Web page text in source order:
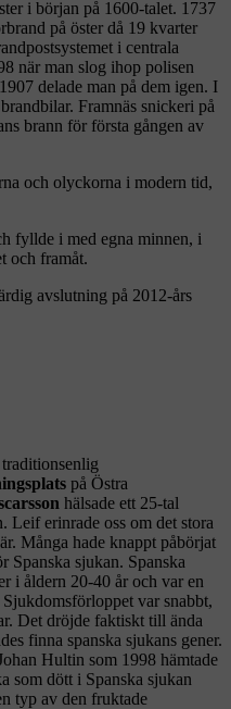
i början på 1600-talet. 1737
på öster då 19 kvarter
i centrala
när man slog ihop polisen
delade man på dem igen. I
Framnäs snickeri på
brann för första gången av
och olyckorna i modern tid,
fyllde i med egna minnen, i
och framåt.
avslutning på 2012-års
på Östra
hälsade ett 25-tal
Leif erinrade oss om det stora
Många hade knappt påbörjat
sjukan. Spanska
i åldern 20-40 år och var en
var snabbt,
Det dröjde faktiskt till ända
finna spanska sjukans gener.
Hultin som 1998 hämtade
som dött i Spanska sjukan
typ av den fruktade